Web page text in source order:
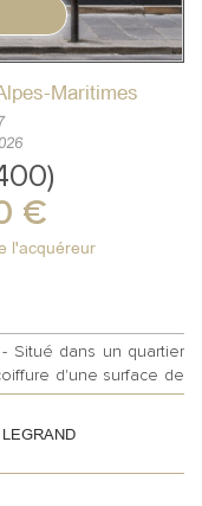
Maritimes
€
l'acquéreur
- Situé dans un quartier
d'une surface de